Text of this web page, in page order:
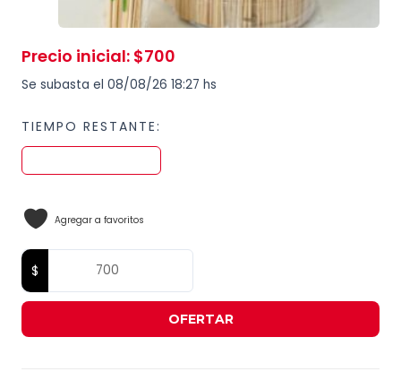
Precio inicial: $700
Se subasta el 08/08/26 18:27 hs
TIEMPO RESTANTE:
Agregar a favoritos
OFERTAR